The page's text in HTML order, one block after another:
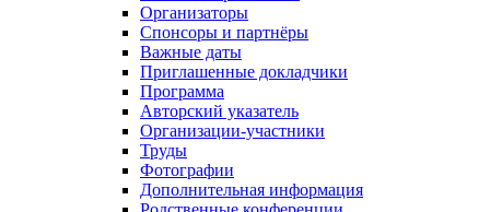
Организаторы
Спонсоры и партнёры
Важные даты
Приглашенные докладчики
Программа
Авторский указатель
Организации-участники
Труды
Фотографии
Дополнительная информация